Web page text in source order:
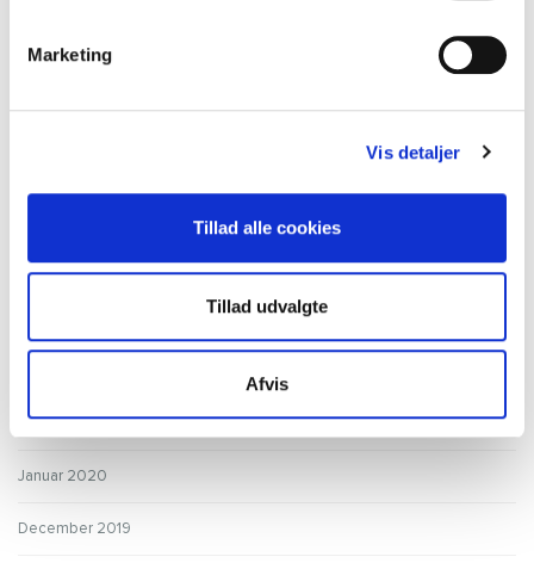
Marketing
Vis detaljer
Tillad alle cookies
Tillad udvalgte
Afvis
September 2020
August 2020
Maj 2020
Februar 2020
Januar 2020
December 2019